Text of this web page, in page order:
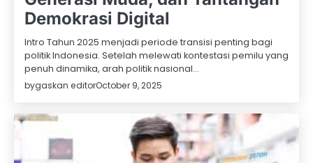
Demokrasi Digital
Intro Tahun 2025 menjadi periode transisi penting bagi
politik Indonesia. Setelah melewati kontestasi pemilu yang
penuh dinamika, arah politik nasional…
bygaskan editorOctober 9, 2025